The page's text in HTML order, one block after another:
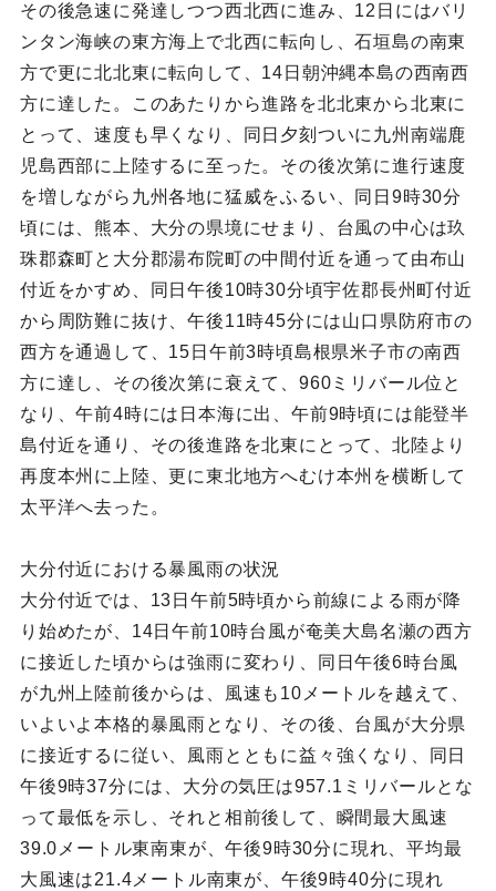
その後急速に発達しつつ西北西に進み、12日にはバリ
ンタン海峡の東方海上で北西に転向し、石垣島の南東
方で更に北北東に転向して、14日朝沖縄本島の西南西
方に達した。このあたりから進路を北北東から北東に
とって、速度も早くなり、同日夕刻ついに九州南端鹿
児島西部に上陸するに至った。その後次第に進行速度
を増しながら九州各地に猛威をふるい、同日9時30分
頃には、熊本、大分の県境にせまり、台風の中心は玖
珠郡森町と大分郡湯布院町の中間付近を通って由布山
付近をかすめ、同日午後10時30分頃宇佐郡長州町付近
から周防難に抜け、午後11時45分には山口県防府市の
西方を通過して、15日午前3時頃島根県米子市の南西
方に達し、その後次第に衰えて、960ミリバール位と
なり、午前4時には日本海に出、午前9時頃には能登半
島付近を通り、その後進路を北東にとって、北陸より
再度本州に上陸、更に東北地方へむけ本州を横断して
太平洋へ去った。
大分付近における暴風雨の状況
大分付近では、13日午前5時頃から前線による雨が降
り始めたが、14日午前10時台風が奄美大島名瀬の西方
に接近した頃からは強雨に変わり、同日午後6時台風
が九州上陸前後からは、風速も10メートルを越えて、
いよいよ本格的暴風雨となり、その後、台風が大分県
に接近するに従い、風雨とともに益々強くなり、同日
午後9時37分には、大分の気圧は957.1ミリバールとな
って最低を示し、それと相前後して、瞬間最大風速
39.0メートル東南東が、午後9時30分に現れ、平均最
大風速は21.4メートル南東が、午後9時40分に現れ